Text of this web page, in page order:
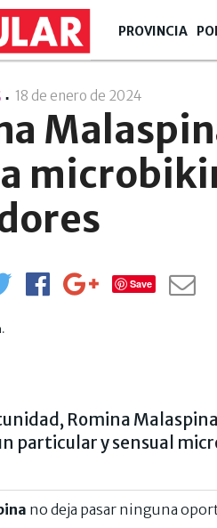
PROVINCIA
18 de enero de 2024
Save
Romina
particular y sensual
no deja pasar ninguna